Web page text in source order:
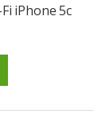
iPhone 5c